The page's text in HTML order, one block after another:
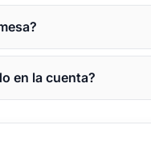
en la cuenta?